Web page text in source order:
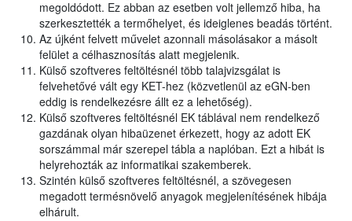
megoldódott. Ez abban az esetben volt jellemző hiba, ha
szerkesztették a termőhelyet, és ideiglenes beadás történt.
Az újként felvett művelet azonnali másolásakor a másolt
felület a célhasznosítás alatt megjelenik.
Külső szoftveres feltöltésnél több talajvizsgálat is
felvehetővé vált egy KET-hez (közvetlenül az eGN-ben
eddig is rendelkezésre állt ez a lehetőség).
Külső szoftveres feltöltésnél EK táblával nem rendelkező
gazdának olyan hibaüzenet érkezett, hogy az adott EK
sorszámmal már szerepel tábla a naplóban. Ezt a hibát is
helyrehozták az informatikai szakemberek.
Szintén külső szoftveres feltöltésnél, a szövegesen
megadott termésnövelő anyagok megjelenítésének hibája
elhárult.